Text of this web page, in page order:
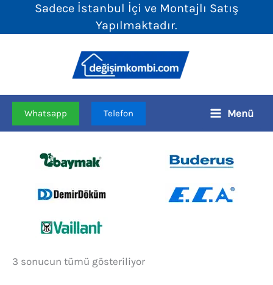
Sadece İstanbul İçi ve Montajlı Satış
Yapılmaktadır.
Whatsapp Telefon Menü
3 sonucun tümü gösteriliyorFiyata